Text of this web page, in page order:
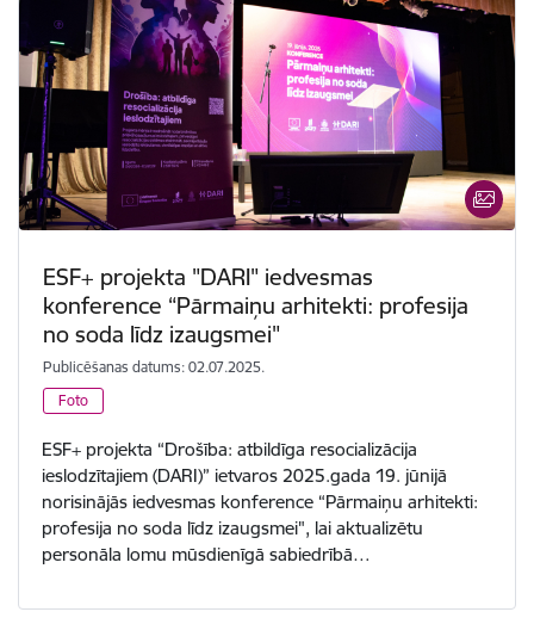
ESF+ projekta "DARI" iedvesmas
konference “Pārmaiņu arhitekti: profesija
no soda līdz izaugsmei"
Publicēšanas datums: 02.07.2025.
Foto
ESF+ projekta “Drošība: atbildīga resocializācija
ieslodzītajiem (DARI)” ietvaros 2025.gada 19. jūnijā
norisinājās iedvesmas konference “Pārmaiņu arhitekti:
profesija no soda līdz izaugsmei", lai aktualizētu
personāla lomu mūsdienīgā sabiedrībā…